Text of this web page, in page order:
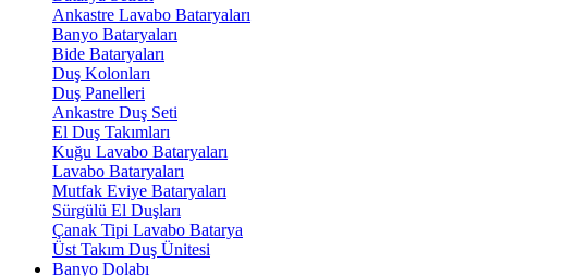
Ankastre Lavabo Bataryaları
Banyo Bataryaları
Bide Bataryaları
Duş Kolonları
Duş Panelleri
Ankastre Duş Seti
El Duş Takımları
Kuğu Lavabo Bataryaları
Lavabo Bataryaları
Mutfak Eviye Bataryaları
Sürgülü El Duşları
Çanak Tipi Lavabo Batarya
Üst Takım Duş Ünitesi
Banyo Dolabı